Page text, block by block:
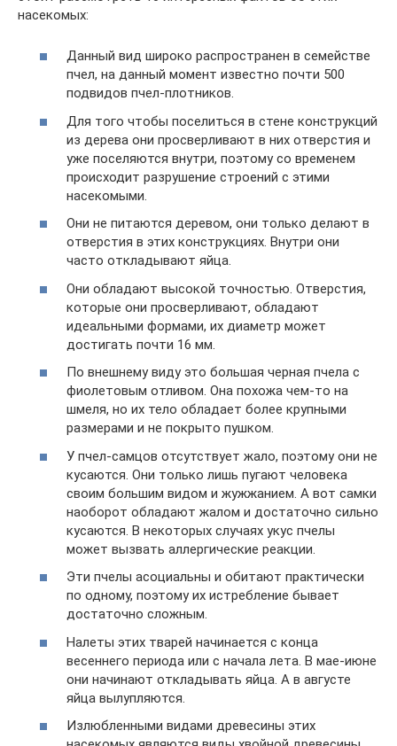
насекомых:
Данный вид широко распространен в семействе
пчел, на данный момент известно почти 500
подвидов пчел-плотников.
Для того чтобы поселиться в стене конструкций
из дерева они просверливают в них отверстия и
уже поселяются внутри, поэтому со временем
происходит разрушение строений с этими
насекомыми.
Они не питаются деревом, они только делают в
отверстия в этих конструкциях. Внутри они
часто откладывают яйца.
Они обладают высокой точностью. Отверстия,
которые они просверливают, обладают
идеальными формами, их диаметр может
достигать почти 16 мм.
По внешнему виду это большая черная пчела с
фиолетовым отливом. Она похожа чем-то на
шмеля, но их тело обладает более крупными
размерами и не покрыто пушком.
У пчел-самцов отсутствует жало, поэтому они не
кусаются. Они только лишь пугают человека
своим большим видом и жужжанием. А вот самки
наоборот обладают жалом и достаточно сильно
кусаются. В некоторых случаях укус пчелы
может вызвать аллергические реакции.
Эти пчелы асоциальны и обитают практически
по одному, поэтому их истребление бывает
достаточно сложным.
Налеты этих тварей начинается с конца
весеннего периода или с начала лета. В мае-июне
они начинают откладывать яйца. А в августе
яйца вылупляются.
Излюбленными видами древесины этих